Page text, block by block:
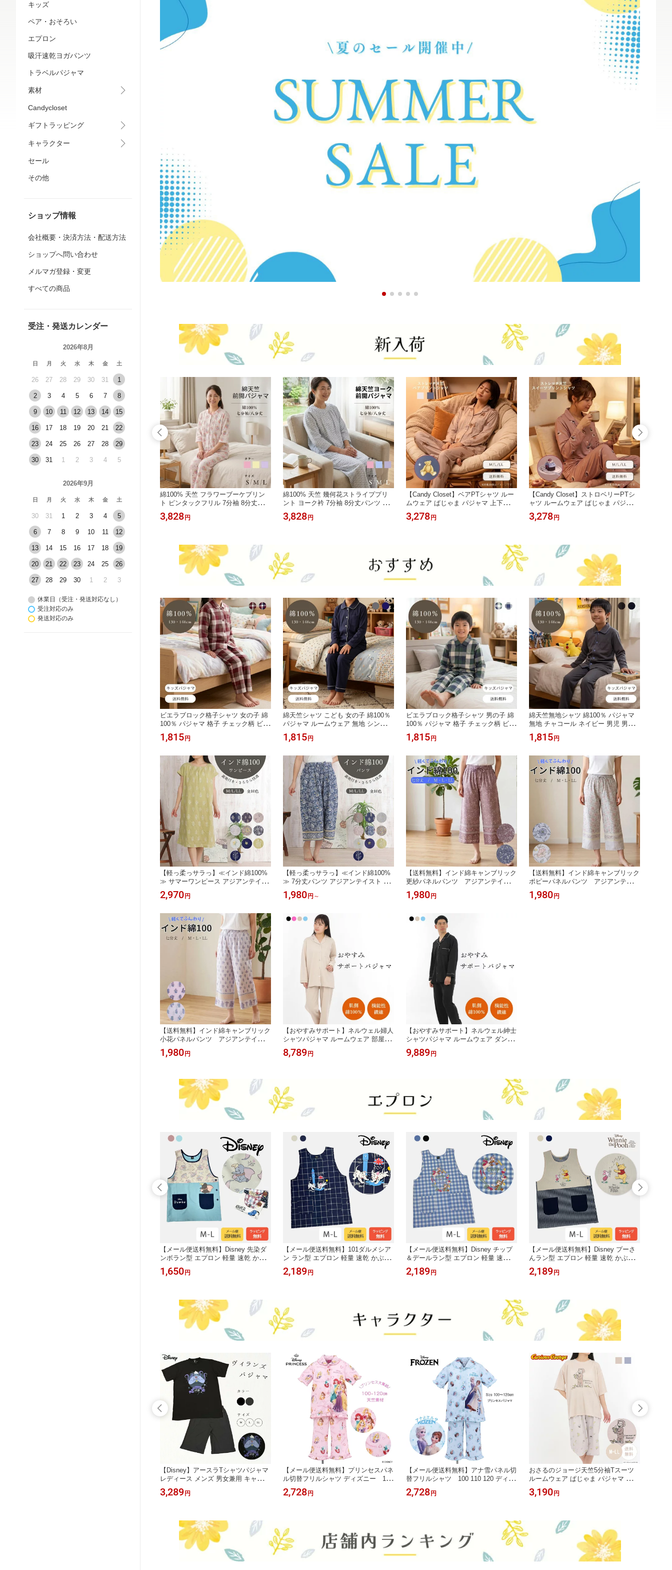
キッズ
ペア・おそろい
エプロン
吸汗速乾ヨガパンツ
トラベルパジャマ
素材
Candycloset
ギフトラッピング
キャラクター
セール
その他
ショップ情報
会社概要・決済方法・配送方法
ショップへ問い合わせ
メルマガ登録・変更
すべての商品
受注・発送カレンダー
2026年8月
日 月 火 水 木 金 土
26 27 28 29 30 31 1
2 3 4 5 6 7 8
9 10 11 12 13 14 15
16 17 18 19 20 21 22
23 24 25 26 27 28 29
30 31 1 2 3 4 5
2026年9月
日 月 火 水 木 金 土
30 31 1 2 3 4 5
6 7 8 9 10 11 12
13 14 15 16 17 18 19
20 21 22 23 24 25 26
27 28 29 30 1 2 3
休業日（受注・発送対応なし）
受注対応のみ
発送対応のみ
スーツ ルームウェア ぱじゃま パジャ
マ 上下セット 可愛い 犬 ビションフ
リーゼ 動物 アニマル 半袖 ハーフ
パンツ 夏 レディース お泊り 修学旅
行 旅行 プレゼント 贈り物 171136
3,828 円
綿100% 天竺 フラワーブーケプリン
ト ピンタックフリル 7分袖 8分丈パン
ツ 前開き レディースパジャマ
3,828 円
綿100% 天竺 幾何花ストライププリ
ント ヨーク衿 7分袖 8分丈パンツ 前
開き レディースパジャマ
3,828 円
【Candy Closet】ベアPTシャツ ルー
ムウェア ぱじゃま パジャマ 上下セッ
ト 可愛い クマ ベア 動物 アニマル 秋
ストレッチ 天竺 レディース お泊り
3,278 円
【Candy Closet】ストロベリーPTシ
ャツ ルームウェア ぱじゃま パジャマ
上下セット 可愛い イチゴ ストロベリ
ー スイーツ 秋 ストレッチ 天竺 レデ
3,278 円
ビエラブロック格子シャツ 女の子 綿
100％ パジャマ 格子 チェック柄 ビエ
ラ 肌に優しい お泊り 幼稚園 保育園
小学校
1,815 円
綿天竺シャツ こども 女の子 綿100％
パジャマ ルームウェア 無地 シンプル
肌に優しい お泊り 幼稚園 保育園 旅
行 プレゼント 贈り物 130 140 チャコ
1,815 円
ビエラブロック格子シャツ 男の子 綿
100％ パジャマ 格子 チェック柄 ビエ
ラ 肌に優しい お泊り 幼稚園 保育園
小学校
1,815 円
綿天竺無地シャツ 綿100％ パジャマ
無地 チャコール ネイビー 男児 男の
子 こども キッズ パジャマ ルームウ
ェア 秋 冬 上下セット 肌に優しい お
1,815 円
【軽っ柔っサラっ】≪インド綿100%
≫ サマーワンピース アジアンテイス
ト パジャマ ホームウェア ルームウェ
ア 部屋着 夏 夏用 涼しい 薄手 肌に優
妊婦 マタニティ おしゃれ かわいい
2,970 円
【軽っ柔っサラっ】≪インド綿100%
≫ 7分丈パンツ アジアンテイスト パ
ジャマ ホームウェア ルームウェア 部
屋着 旅行着 夏 夏用 涼しい 薄手 肌に
かわいい 刺繍 プリント インド綿 綿
1,980 円 ～
【送料無料】インド綿キャンブリック
更紗パネルパンツ アジアンテイスト
パジャマ ホームウェア ルームウェア
部屋着 旅行着 夏 夏用 涼しい 薄手 肌
れ かわいい プリント インド綿 綿 コ
ットン indiancotton-pants 311135
1,980 円
【送料無料】インド綿キャンブリック
ポピーパネルパンツ アジアンテイス
ト パジャマ ホームウェア ルームウェ
ア 部屋着 旅行着 夏 夏用 涼しい 薄手
1,980 円
【送料無料】インド綿キャンブリック
小花パネルパンツ アジアンテイスト
パジャマ ホームウェア ルームウェア
部屋着 旅行着 夏 夏用 涼しい 薄手 肌
ットン indiancotton-pants 311125
1,980 円
【おやすみサポート】ネルウェル婦人
シャツパジャマ ルームウェア 部屋着
ナイトウェア おうち時間 リラックス
レディース 婦人 ミセス ダンボール
り物
8,789 円
【おやすみサポート】ネルウェル紳士
シャツパジャマ ルームウェア ダンボ
ール ぱじゃま パジャマ 休息 お休み
おうち時間 ご褒美 綿100 肌に優しい
9,889 円
【メール便送料無料】Disney 先染ダ
ンボラン型 エプロン 軽量 速乾 かぶ
るだけ かぶる 保育士 保育園 幼稚園
実習 作業用 仕事用 キャラクター Dis
サイドボタン
1,650 円
【メール便送料無料】101ダルメシア
ン ラン型 エプロン 軽量 速乾 かぶる
だけ かぶる 保育士 保育園 幼稚園 実
習 作業用 仕事用 キャラクター Disne
タン
2,189 円
【メール便送料無料】Disney チップ
＆デールラン型 エプロン 軽量 速乾
かぶるだけ かぶる 保育士 保育園 幼
稚園 実習 作業用 仕事用 キャラクタ
2,189 円
【メール便送料無料】Disney プーさ
んラン型 エプロン 軽量 速乾 かぶる
だけ かぶる 保育士 保育園 幼稚園 実
習 作業用 仕事用 キャラクター Disne
2,189 円
【Disney】アースラTシャツパジャマ
レディース メンズ 男女兼用 キャラク
ター アースラ ディズニー Disney ヴ
ィランズ ホームウェア ルームウェア
3,289 円
【メール便送料無料】プリンセスパネ
ル切替フリルシャツ ディズニー 100
110 120 Disney プリンセス アリ
エル ラプンツェル ベル オーロラ
2,728 円
【メール便送料無料】アナ雪パネル切
替フリルシャツ 100 110 120 ディズ
ニー プリンセス アナ雪 アナ エ
ルサ オラフ フリフリ かわいい
2,728 円
おさるのジョージ天竺5分袖Tスーツ
ルームウェア ぱじゃま パジャマ かわ
いい キャラクター おさるのジョージ
半袖 お泊り 修学旅行 プレゼント 贈
3,190 円